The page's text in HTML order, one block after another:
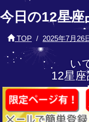
今日の12星
TOP 2025年7月26
い
12星